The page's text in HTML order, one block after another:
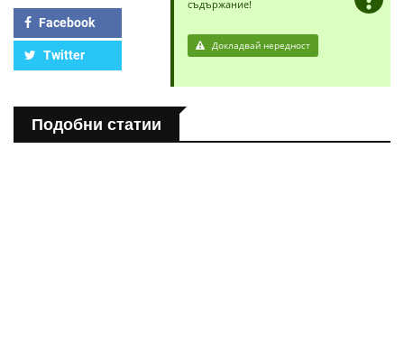
Facebook
Twitter
съдържание!
Докладвай нередност
Подобни статии